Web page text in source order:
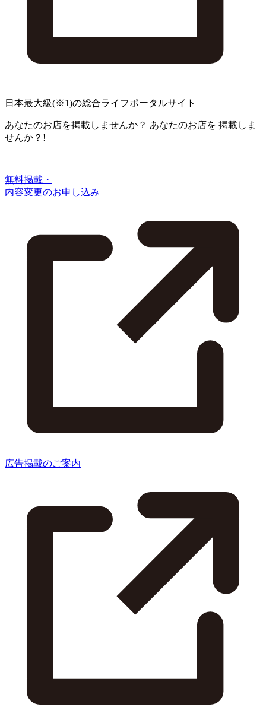
日本最大級(※1)の総合ライフポータルサイト
あなたのお店を掲載しませんか？ あなたのお店を 掲載しま
せんか？!
無料掲載・
内容変更のお申し込み
広告掲載のご案内